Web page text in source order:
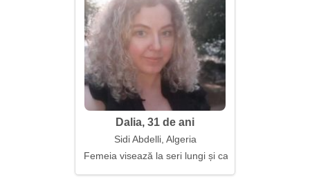
Dalia, 31 de ani
Sidi Abdelli, Algeria
Femeia visează la seri lungi și calde împreună